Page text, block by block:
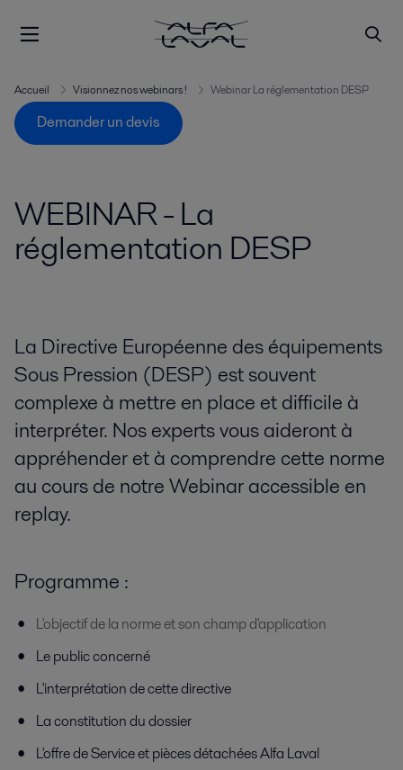
Accueil Visionnez nos webinars ! Webinar La réglementation DESP
Demander un devis
WEBINAR - La
réglementation DESP
La Directive Européenne des équipements
Sous Pression (DESP) est souvent
complexe à mettre en place et difficile à
interpréter. Nos experts vous aideront à
appréhender et à comprendre cette norme
au cours de notre Webinar accessible en
replay.
Programme :
L'objectif de la norme et son champ d'application
Le public concerné
L'interprétation de cette directive
La constitution du dossier
L'offre de Service et pièces détachées Alfa Laval